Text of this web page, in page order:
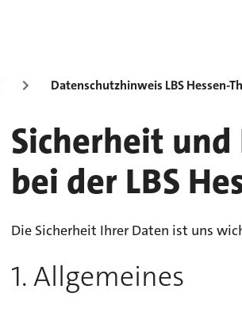
Datenschutzhinweis LBS Hessen-
Sicherheit
bei der LBS
Die Sicherheit Ihrer Daten ist uns
1. Allgemeines